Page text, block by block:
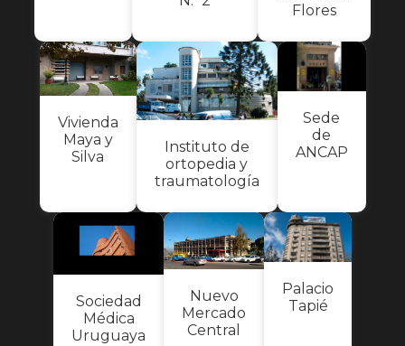
Flores
Vivienda
Maya y
Silva
Instituto de
ortopedia y
traumatología
Sede
de
ANCAP
Sociedad
Médica
Uruguaya
Nuevo
Mercado
Central
Palacio
Tapié